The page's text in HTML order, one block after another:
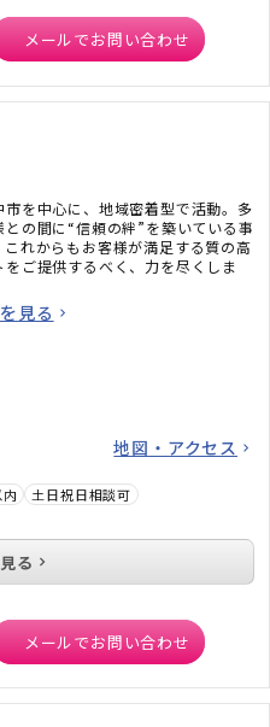
メールでお問い合わせ
市を中心に、地域密着型で活動。多
との間に“信頼の絆”を築いている事
これからもお客様が満足する質の高
をご提供するべく、力を尽くしま
の電話は受け付けておりません。
見る
地図・アクセス
土日祝日相談可
る
メールでお問い合わせ